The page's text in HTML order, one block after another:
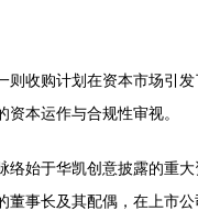
则收购计划在资本市场引
资本运作与合规性审视。
络始于华凯创意披露的重
董事长及其配偶，在上市